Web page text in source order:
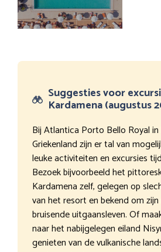
Suggesties voor
Kardamena (augustus
Bij Atlantica Porto Bello Royal
Griekenland zijn er tal van
leuke activiteiten en excursies
Bezoek bijvoorbeeld het
Kardamena zelf, gelegen op
van het resort en bekend om
bruisende uitgaansleven. Of
naar het nabijgelegen eiland
genieten van de vulkanische